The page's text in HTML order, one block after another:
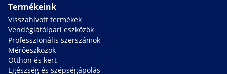
Termékeink
Visszahívott termékek
Vendéglátóipari eszközök
Professzionális szerszámok
Mérőeszközök
Otthon és kert
Egészség és szépségápolás